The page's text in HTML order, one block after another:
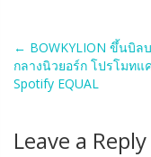
Post
navigation
← BOWKYLION ขึ้นบิล
กลางนิวยอร์ก โปรโมทแ
Spotify EQUAL
Leave a Reply